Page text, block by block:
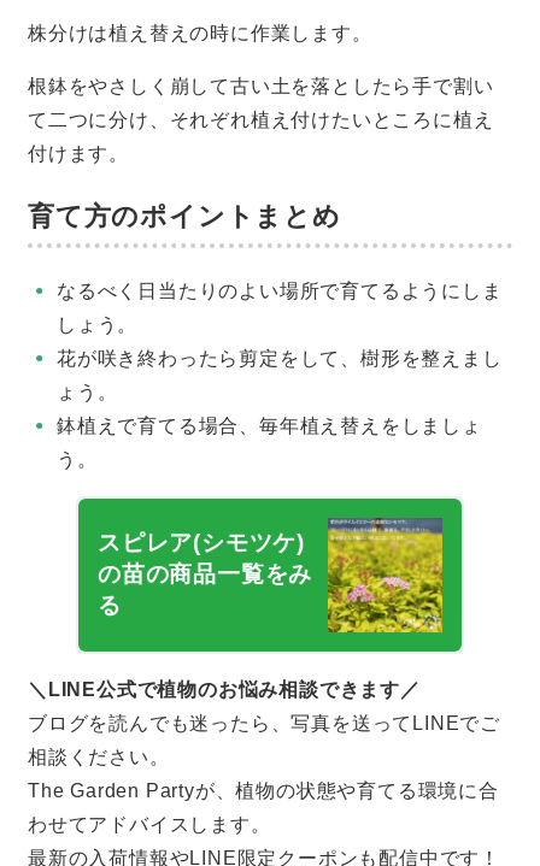
株分けは植え替えの時に作業します。
根鉢をやさしく崩して古い土を落としたら手で割い
て二つに分け、それぞれ植え付けたいところに植え
付けます。
育て方のポイントまとめ
なるべく日当たりのよい場所で育てるようにしま
しょう。
花が咲き終わったら剪定をして、樹形を整えまし
ょう。
鉢植えで育てる場合、毎年植え替えをしましょ
う。
スピレア(シモツケ)
の苗の商品一覧をみ
る
＼LINE公式で植物のお悩み相談できます／
ブログを読んでも迷ったら、写真を送ってLINEでご
相談ください。
The Garden Partyが、植物の状態や育てる環境に合
わせてアドバイスします。
最新の入荷情報やLINE限定クーポンも配信中です！